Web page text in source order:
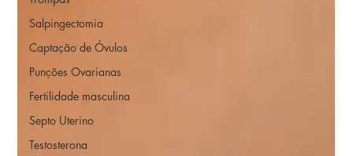
Salpingectomia
Captação de Óvulos
Punções Ovarianas
Fertilidade masculina
Septo Uterino
Testosterona